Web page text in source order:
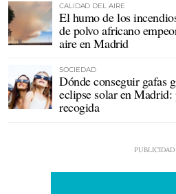
CALIDAD DEL AIRE
El humo de los
de polvo africano
aire en Madrid
SOCIEDAD
Dónde conseguir gafas
eclipse solar en Madrid:
recogida